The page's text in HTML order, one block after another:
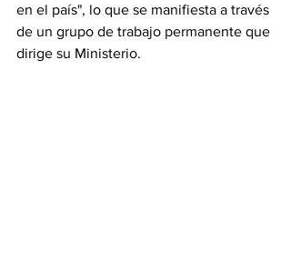
en el país", lo que se manifiesta a través
de un grupo de trabajo permanente que
dirige su Ministerio.